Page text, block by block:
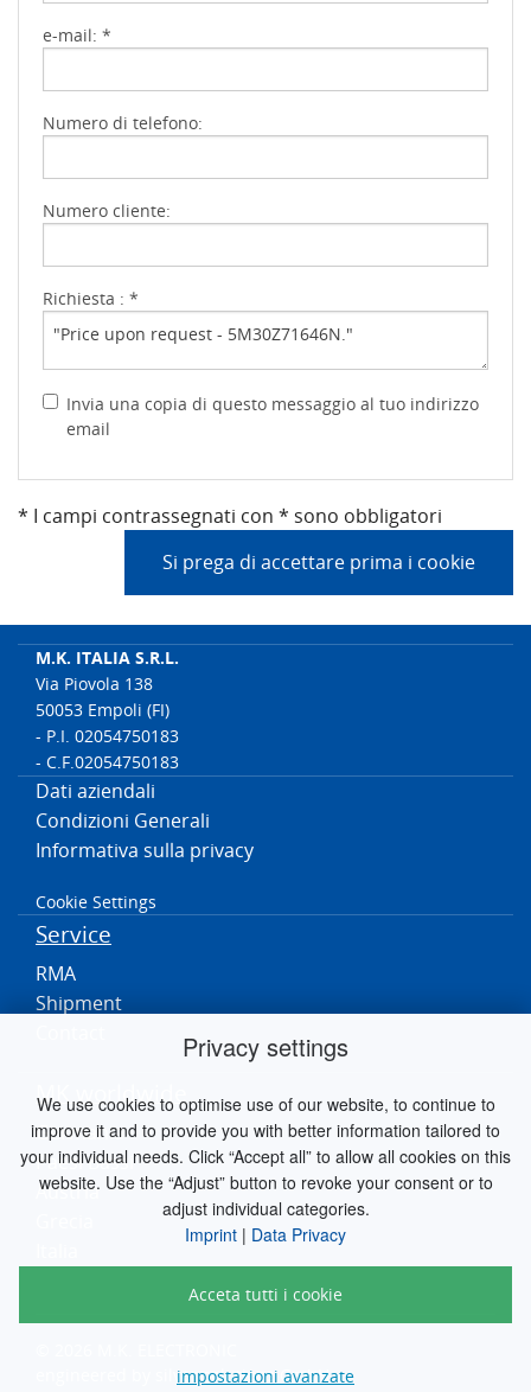
Privacy settings
We use cookies to optimise use of our website, to continue to
improve it and to provide you with better information tailored to
your individual needs. Click “Accept all” to allow all cookies on this
website. Use the “Adjust” button to revoke your consent or to
adjust individual categories.
Imprint | Data Privacy
Acceta tutti i cookie
impostazioni avanzate
e-mail: *
Numero di telefono:
Numero cliente:
Richiesta : *
Invia una copia di questo messaggio al tuo indirizzo
email
* I campi contrassegnati con * sono obbligatori
Si prega di accettare prima i cookie
M.K. ITALIA S.R.L.
Via Piovola 138
50053 Empoli (FI)
- P.I. 02054750183
- C.F.02054750183
Dati aziendali
Condizioni Generali
Informativa sulla privacy
Cookie Settings
Service
RMA
Shipment
MK worldwide
Germania
Paesi Bassi
Austria
silver.solutions GmbH